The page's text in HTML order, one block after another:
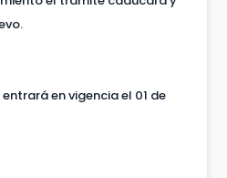
en vigencia el 01 de